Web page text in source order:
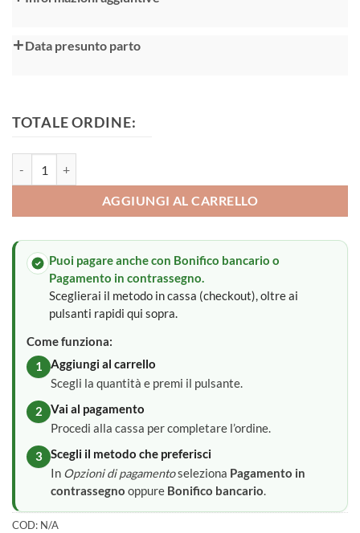
Data presunto parto
TOTALE ORDINE:
AGGIUNGI AL CARRELLO
Puoi pagare anche con Bonifico bancario o
Pagamento in contrassegno.
Sceglierai il metodo in cassa (checkout), oltre ai
pulsanti rapidi qui sopra.
Come funziona:
1
Aggiungi al carrello
Scegli la quantità e premi il pulsante.
2
Vai al pagamento
Procedi alla cassa per completare l’ordine.
3
Scegli il metodo che preferisci
In Opzioni di pagamentoseleziona Pagamento in
contrassegno oppure Bonifico bancario.
COD: N/A